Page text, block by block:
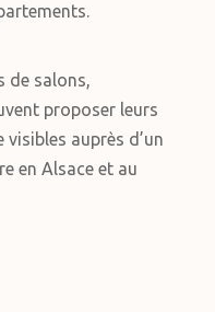
de salons,
proposer leurs
auprès d’un
en Alsace et au